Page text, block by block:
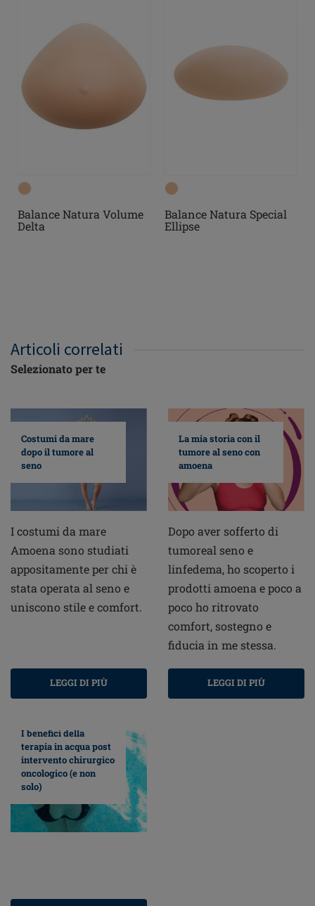
Balance Natura Volume
Delta
Balance Natura Special
Ellipse
Articoli correlati
Selezionato per te
Costumi da mare
dopo il tumore al
seno
I costumi da mare
Amoena sono studiati
appositamente per chi è
stata operata al seno e
uniscono stile e comfort.
LEGGI DI PIÙ
La mia storia con il
tumore al seno con
amoena
Dopo aver sofferto di
tumoreal seno e
linfedema, ho scoperto i
prodotti amoena e poco a
poco ho ritrovato
comfort, sostegno e
fiducia in me stessa.
LEGGI DI PIÙ
I benefici della
terapia in acqua post
intervento chirurgico
oncologico (e non
solo)